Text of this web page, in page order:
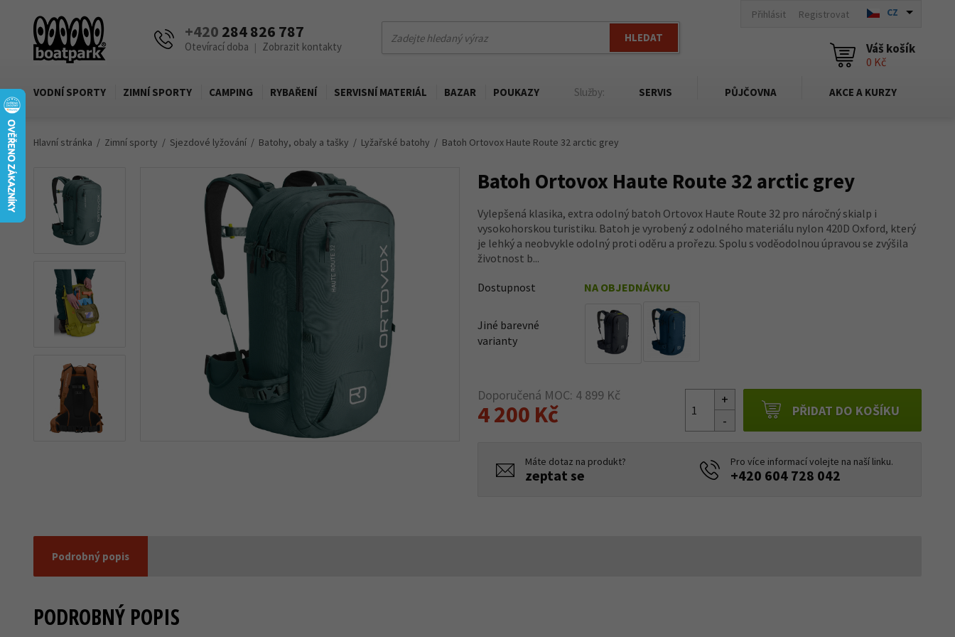
+420 284 826 787
Otevírací doba | Zobrazit kontakty
HLEDAT
Přihlásit Registrovat CZ
Váš košík
0 Kč
VODNÍ SPORTY ZIMNÍ SPORTY CAMPING RYBAŘENÍ SERVISNÍ MATERIÁL BAZAR POUKAZY Služby: SERVIS PŮJČOVNA AKCE A KURZY
Hlavní stránka Zimní sporty Sjezdové lyžování Batohy, obaly a tašky Lyžařské batohy Batoh Ortovox Haute Route 32 arctic grey
Batoh Ortovox Haute Route 32 arctic grey
Vylepšená klasika, extra odolný batoh Ortovox Haute Route 32 pro náročný skialp i
vysokohorskou turistiku. Batoh je vyrobený z odolného materiálu nylon 420D Oxford, který
je lehký a neobvykle odolný proti oděru a prořezu. Spolu s voděodolnou úpravou se zvýšila
životnost b...
Dostupnost NA OBJEDNÁVKU
Jiné barevné
varianty
Doporučená MOC: 4 899 Kč
4 200 Kč PŘIDAT DO KOŠÍKU
Máte dotaz na produkt?
zeptat se
Pro více informací volejte na naší linku.
+420 604 728 042
Podrobný popis
PODROBNÝ POPIS